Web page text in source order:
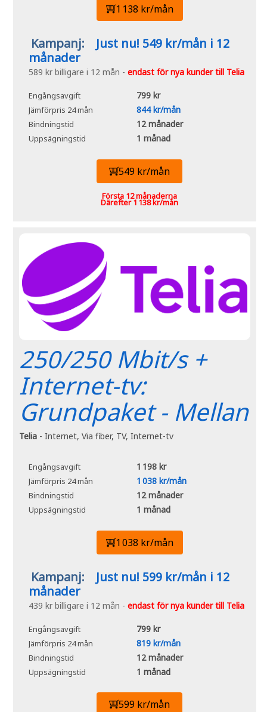
1 138 kr/mån
Kampanj:
Just nu! 549 kr/mån i 12
månader
589 kr billigare i 12 mån - endast för nya kunder till Telia
Engångsavgift 799 kr
Jämförpris 24 mån 844 kr/mån
Bindningstid 12 månader
Uppsägningstid 1 månad
549 kr/mån
Första 12 månaderna
Därefter 1 138 kr/mån
250/250 Mbit/s +
Internet-tv:
Grundpaket - Mellan
Telia - Internet, Via fiber, TV, Internet-tv
Engångsavgift 1 198 kr
Jämförpris 24 mån 1 038 kr/mån
Bindningstid 12 månader
Uppsägningstid 1 månad
1 038 kr/mån
Kampanj:
Just nu! 599 kr/mån i 12
månader
439 kr billigare i 12 mån - endast för nya kunder till Telia
Engångsavgift 799 kr
Jämförpris 24 mån 819 kr/mån
Bindningstid 12 månader
Uppsägningstid 1 månad
599 kr/mån